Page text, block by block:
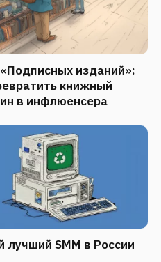
изданий»:
книжный
в инфлюенсера
лучший SMM в России